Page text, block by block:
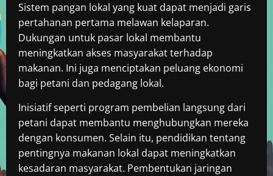
Sistem pangan lokal yang kuat dapat menjadi garis
pertahanan pertama melawan kelaparan.
Dukungan untuk pasar lokal membantu
meningkatkan akses masyarakat terhadap
makanan. Ini juga menciptakan peluang ekonomi
bagi petani dan pedagang lokal.
Inisiatif seperti program pembelian langsung dari
petani dapat membantu menghubungkan mereka
dengan konsumen. Selain itu, pendidikan tentang
pentingnya makanan lokal dapat meningkatkan
kesadaran masyarakat. Pembentukan jaringan